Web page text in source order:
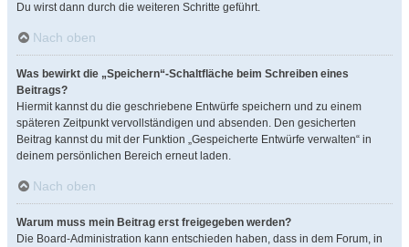
Du wirst dann durch die weiteren Schritte geführt.
Nach oben
Was bewirkt die „Speichern“-Schaltfläche beim Schreiben eines
Beitrags?
Hiermit kannst du die geschriebene Entwürfe speichern und zu einem
späteren Zeitpunkt vervollständigen und absenden. Den gesicherten
Beitrag kannst du mit der Funktion „Gespeicherte Entwürfe verwalten“ in
deinem persönlichen Bereich erneut laden.
Nach oben
Warum muss mein Beitrag erst freigegeben werden?
Die Board-Administration kann entschieden haben, dass in dem Forum, in